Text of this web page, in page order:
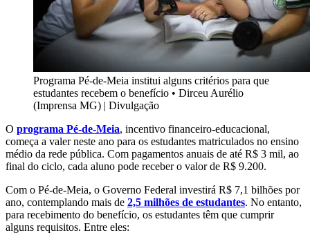
Programa Pé-de-Meia institui alguns critérios para que
estudantes recebem o benefício • Dirceu Aurélio
(Imprensa MG) | Divulgação
O programa Pé-de-Meia, incentivo financeiro-educacional,
começa a valer neste ano para os estudantes matriculados no ensino
médio da rede pública. Com pagamentos anuais de até R$ 3 mil, ao
final do ciclo, cada aluno pode receber o valor de R$ 9.200.
Com o Pé-de-Meia, o Governo Federal investirá R$ 7,1 bilhões por
ano, contemplando mais de 2,5 milhões de estudantes. No entanto,
para recebimento do benefício, os estudantes têm que cumprir
alguns requisitos. Entre eles: